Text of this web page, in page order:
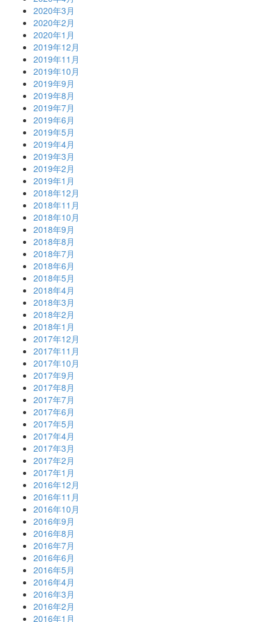
2020年3月
2020年2月
2020年1月
2019年12月
2019年11月
2019年10月
2019年9月
2019年8月
2019年7月
2019年6月
2019年5月
2019年4月
2019年3月
2019年2月
2019年1月
2018年12月
2018年11月
2018年10月
2018年9月
2018年8月
2018年7月
2018年6月
2018年5月
2018年4月
2018年3月
2018年2月
2018年1月
2017年12月
2017年11月
2017年10月
2017年9月
2017年8月
2017年7月
2017年6月
2017年5月
2017年4月
2017年3月
2017年2月
2017年1月
2016年12月
2016年11月
2016年10月
2016年9月
2016年8月
2016年7月
2016年6月
2016年5月
2016年4月
2016年3月
2016年2月
2016年1月